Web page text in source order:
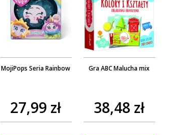
MojiPops Seria Rainbow
27,99 zł
Gra ABC Malucha mix
38,48 zł